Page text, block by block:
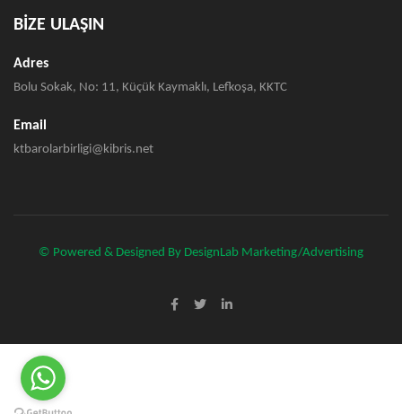
BİZE ULAŞIN
Adres
Bolu Sokak, No: 11, Küçük Kaymaklı, Lefkoşa, KKTC
Email
ktbarolarbirligi@kibris.net
© Powered & Designed By DesignLab Marketing/Advertising